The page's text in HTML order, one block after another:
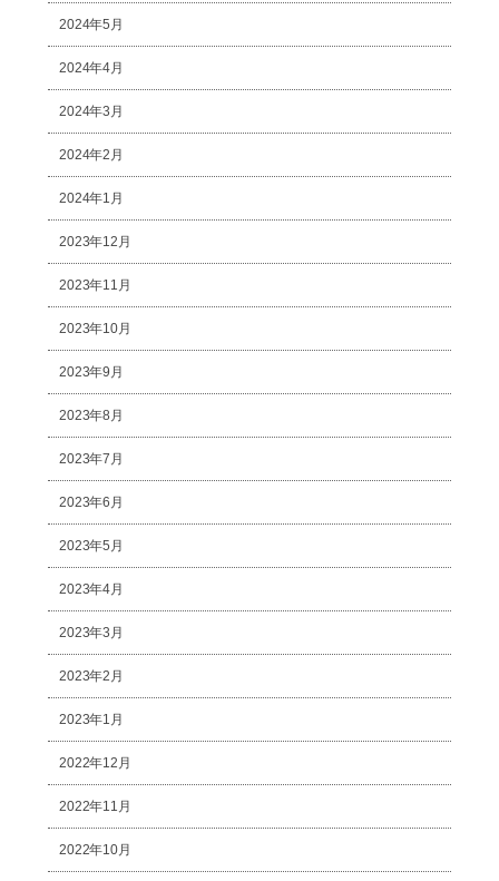
2024年5月
2024年4月
2024年3月
2024年2月
2024年1月
2023年12月
2023年11月
2023年10月
2023年9月
2023年8月
2023年7月
2023年6月
2023年5月
2023年4月
2023年3月
2023年2月
2023年1月
2022年12月
2022年11月
2022年10月